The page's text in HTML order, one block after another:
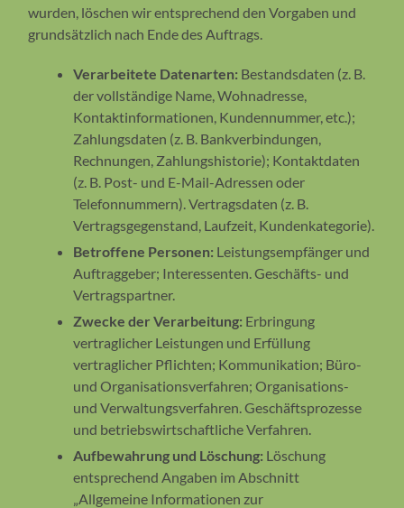
wurden, löschen wir entsprechend den Vorgaben und
grundsätzlich nach Ende des Auftrags.
Verarbeitete Datenarten: Bestandsdaten (z. B.
der vollständige Name, Wohnadresse,
Kontaktinformationen, Kundennummer, etc.);
Zahlungsdaten (z. B. Bankverbindungen,
Rechnungen, Zahlungshistorie); Kontaktdaten
(z. B. Post- und E-Mail-Adressen oder
Telefonnummern). Vertragsdaten (z. B.
Vertragsgegenstand, Laufzeit, Kundenkategorie).
Betroffene Personen: Leistungsempfänger und
Auftraggeber; Interessenten. Geschäfts- und
Vertragspartner.
Zwecke der Verarbeitung: Erbringung
vertraglicher Leistungen und Erfüllung
vertraglicher Pflichten; Kommunikation; Büro-
und Organisationsverfahren; Organisations-
und Verwaltungsverfahren. Geschäftsprozesse
und betriebswirtschaftliche Verfahren.
Aufbewahrung und Löschung: Löschung
entsprechend Angaben im Abschnitt
„Allgemeine Informationen zur